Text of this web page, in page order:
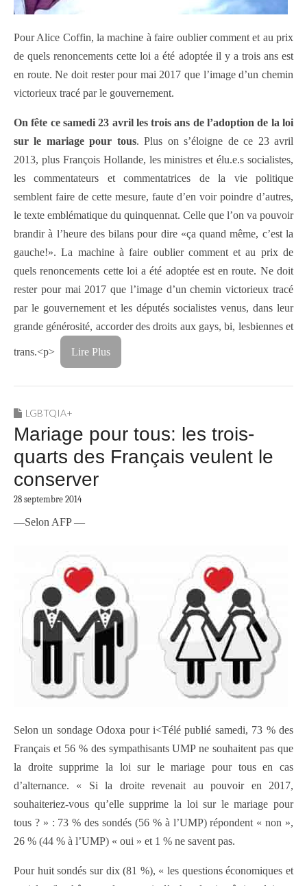
Pour Alice Coffin, la machine à faire oublier comment et au prix
de quels renoncements cette loi a été adoptée il y a trois ans est
en route. Ne doit rester pour mai 2017 que l’image d’un chemin
victorieux tracé par le gouvernement.
On fête ce samedi 23 avril les trois ans de l’adoption de la loi
sur le mariage pour tous. Plus on s’éloigne de ce 23 avril
2013, plus François Hollande, les ministres et élu.e.s socialistes,
les commentateurs et commentatrices de la vie politique
semblent faire de cette mesure, faute d’en voir poindre d’autres,
le texte emblématique du quinquennat. Celle que l’on va pouvoir
brandir à l’heure des bilans pour dire «ça quand même, c’est la
gauche!». La machine à faire oublier comment et au prix de
quels renoncements cette loi a été adoptée est en route. Ne doit
rester pour mai 2017 que l’image d’un chemin victorieux tracé
par le gouvernement et les députés socialistes venus, dans leur
grande générosité, accorder des droits aux gays, bi, lesbiennes et
trans.<p> Lire Plus
LGBTQIA+
Mariage pour tous: les trois-
quarts des Français veulent le
conserver
28 septembre 2014
—Selon AFP —
Selon un sondage Odoxa pour i<Télé publié samedi, 73 % des
Français et 56 % des sympathisants UMP ne souhaitent pas que
la droite supprime la loi sur le mariage pour tous en cas
d’alternance. « Si la droite revenait au pouvoir en 2017,
souhaiteriez-vous qu’elle supprime la loi sur le mariage pour
tous ? » : 73 % des sondés (56 % à l’UMP) répondent « non »,
26 % (44 % à l’UMP) « oui » et 1 % ne savent pas.
Pour huit sondés sur dix (81 %), « les questions économiques et